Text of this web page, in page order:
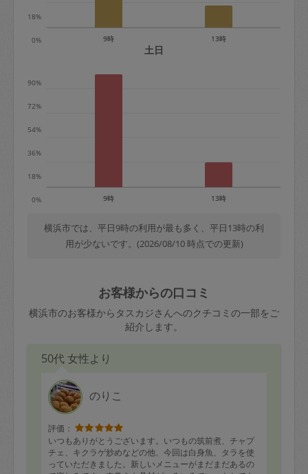
※キャンセル料金の設定について：
0%
18%
9時 13時
土日
0%
18%
36%
54%
72%
90%
9時 13時
横浜市では、平日9時の利用が最も多く、平日13時の利
用が少ないです。(2026/08/10 時点での更新)
お客様からの口コミ
横浜市のお客様からタスカジさんへのクチコミの一部をご
紹介します。
50代 女性より
のりこ
評価：
いつもありがとうございます。いつもの筑前煮、チャプ
チェ、キクラゲ炒めなどの他、今回は白身魚、タラを使
っていただきました。新しいメニューがまだまだあるの